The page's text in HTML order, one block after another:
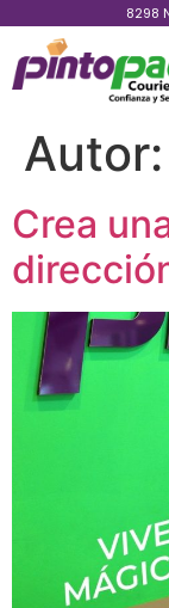
8298
Autor:
Crea